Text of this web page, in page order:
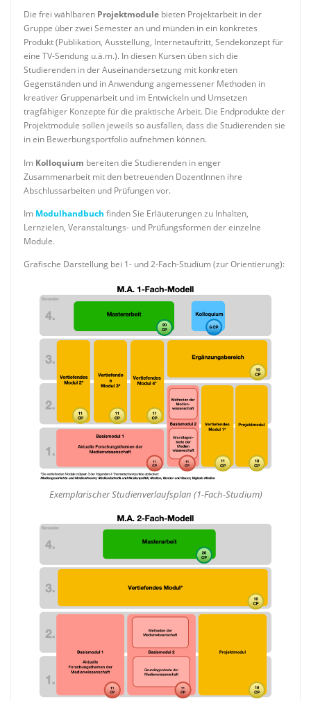
Die frei wählbaren Projektmodule bieten Projektarbeit in der
Gruppe über zwei Semester an und münden in ein konkretes
Produkt (Publikation, Ausstellung, Internetauftritt, Sendekonzept für
eine TV-Sendung u.ä.m.). In diesen Kursen üben sich die
Studierenden in der Auseinandersetzung mit konkreten
Gegenständen und in Anwendung angemessener Methoden in
kreativer Gruppenarbeit und im Entwickeln und Umsetzen
tragfähiger Konzepte für die praktische Arbeit. Die Endprodukte der
Projektmodule sollen jeweils so ausfallen, dass die Studierenden sie
in ein Bewerbungsportfolio aufnehmen können.
Im Kolloquium bereiten die Studierenden in enger
Zusammenarbeit mit den betreuenden DozentInnen ihre
Abschlussarbeiten und Prüfungen vor.
Im Modulhandbuch finden Sie Erläuterungen zu Inhalten,
Lernzielen, Veranstaltungs- und Prüfungsformen der einzelne
Module.
Grafische Darstellung bei 1- und 2-Fach-Studium (zur Orientierung):
Exemplarischer Studienverlaufsplan (1-Fach-Studium)